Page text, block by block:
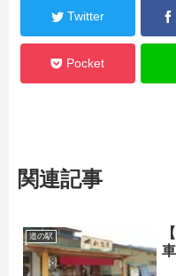
Twitter
Pocket
関連記事
道の駅